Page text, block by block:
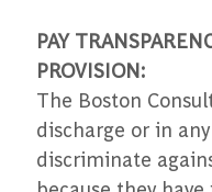
PAY
PROVISION:
The Boston
discharge or in
discriminate